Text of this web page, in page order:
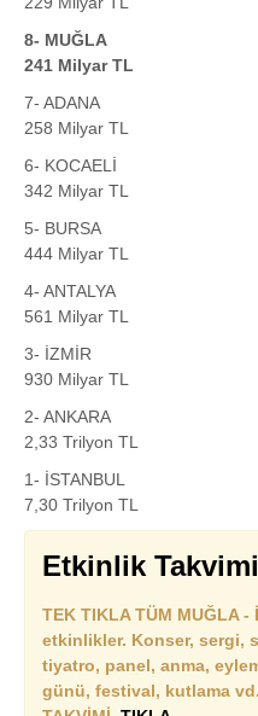
8- MUĞLA
241 Milyar TL
7- ADANA
258 Milyar TL
6- KOCAELİ
342 Milyar TL
5- BURSA
444 Milyar TL
4- ANTALYA
561 Milyar TL
3- İZMİR
930 Milyar TL
2- ANKARA
2,33 Trilyon TL
1- İSTANBUL
7,30 Trilyon TL
Etkinlik Takvimi
TEK TIKLA TÜM MUĞLA
etkinlikler. Konser, sergi,
tiyatro, panel, anma,
günü, festival, kutlama